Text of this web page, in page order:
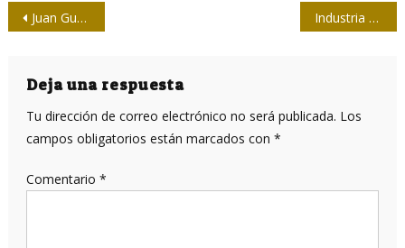
Navegación
entradas
Juan Gualberto, en la UPEC, escribiendo la patria Industria automotriz alemana insta evitar guerra comercial con China
Deja una respuesta
Tu dirección de correo electrónico no será publicada. Los
campos obligatorios están marcados con *
Comentario *